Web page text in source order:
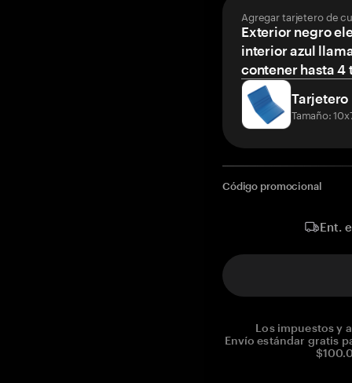
Agregar tarjetero de
Exterior negro
interior azul
contener hasta 4
Tarjetero
Tamaño:
Código promocional
Ent.
Los impuestos y
Envío estándar gratis